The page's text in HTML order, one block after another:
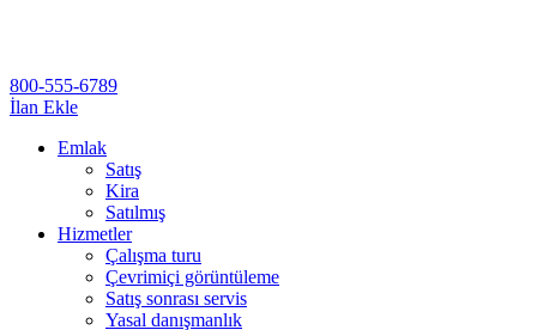
800-555-6789
İlan Ekle
Emlak
Satış
Kira
Satılmış
Hizmetler
Çalışma turu
Çevrimiçi görüntüleme
Satış sonrası servis
Yasal danışmanlık